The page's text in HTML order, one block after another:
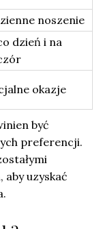
noszenie
dzień i na
okazje
być
preferencji.
uzyskać